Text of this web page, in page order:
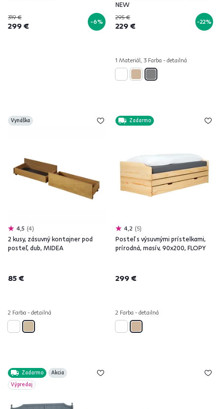
319 €
299 € -6%
NEW
295 €
229 € -22%
1 Materiál, 3 Farba - detailná
Vynáška
4,5 4
2 kusy, zásuvný kontajner pod
posteľ, dub, MIDEA
85 €
2 Farba - detailná
Zadarmo
4,2 5
Posteľ s výsuvnými prístelkami,
prírodná, masív, 90x200, FLOPY
299 €
2 Farba - detailná
Zadarmo
Akcia
Výpredaj